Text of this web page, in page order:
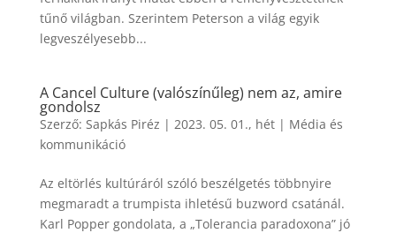
tűnő világban. Szerintem Peterson a világ egyik
legveszélyesebb...
A Cancel Culture (valószínűleg) nem az, amire
gondolsz
Szerző: Sapkás Piréz | 2023. 05. 01., hét| Média és
kommunikáció
Az eltörlés kultúráról szóló beszélgetés többnyire
megmaradt a trumpista ihletésű buzword csatánál.
Karl Popper gondolata, a „Tolerancia paradoxona” jó